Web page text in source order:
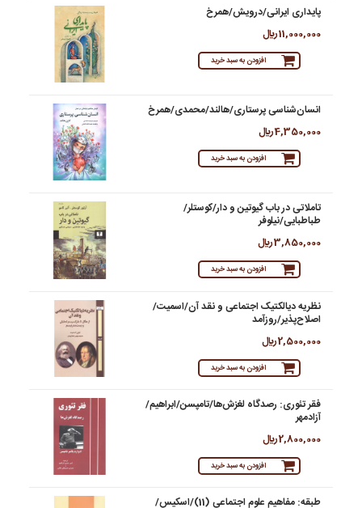
پایداری ایرانی/درویش/همرخ
11,000,000 ريال
افزودن به سبد خرید
انسان‌شناسی پرستاری/هالند/محمدی/همرخ
4,350,000 ريال
افزودن به سبد خرید
تاملاتی در باب گیوتین و دار/کوستلر/
طباطبایی/نیلوفر
3,850,000 ريال
افزودن به سبد خرید
نظریه دیالکتیک اجتماعی و نقد آن/اسمیت/
اصلاح‌پذیر/روزآمد
2,500,000 ريال
افزودن به سبد خرید
فقر تئوری: رصدگاه لغزش‌ها/تامپسن/ابراهیم/
آزادمهر
2,800,000 ريال
افزودن به سبد خرید
طبقه: مفاهیم علوم اجتماعی (11)/اسکیس/